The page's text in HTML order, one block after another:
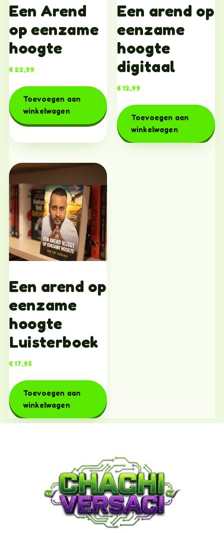
Een Arend
op eenzame
hoogte
€ 22,99
Toevoegen aan
winkelwagen
Een arend op
eenzame
hoogte
digitaal
€12,99
Toevoegen aan
winkelwagen
Een arend op
eenzame
hoogte
Luisterboek
€17,95
Toevoegen aan
winkelwagen